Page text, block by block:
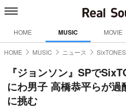
HOME MUSIC MOVIE
HOME MUSIC ニュース
『ジョンソン』SPで
にわ男子 高橋恭平らが
に挑む